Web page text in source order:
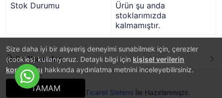
Size daha iyi bir alışveriş deneyimi sunabilmek için, çerezler
(cookies) kullanıyoruz. Detaylı bilgi için kişisel verilerin
korunması hakkında aydınlatma metnini inceleyebilirsiniz.
TAMAM
Stok Durumu
Ürün şu anda
stoklarımızda
kalmamıştır.
Ürün Yorumları
PlatinMarket E-Ticaret Sistemi İle Hazırlanmıştır.